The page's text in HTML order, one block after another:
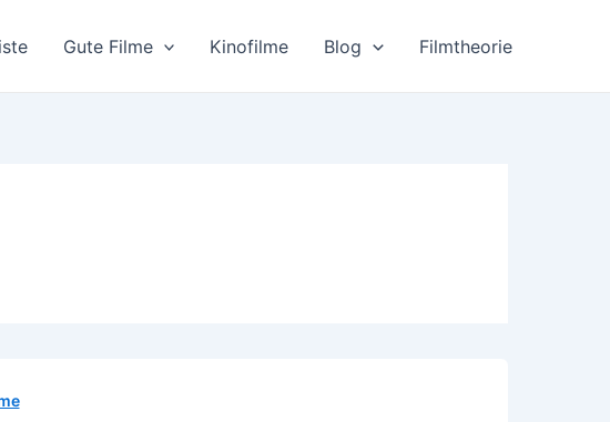
Gute Filme Kinofilme Blog Filmtheorie